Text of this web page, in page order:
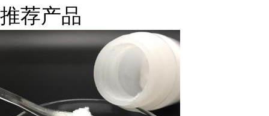
推荐产品